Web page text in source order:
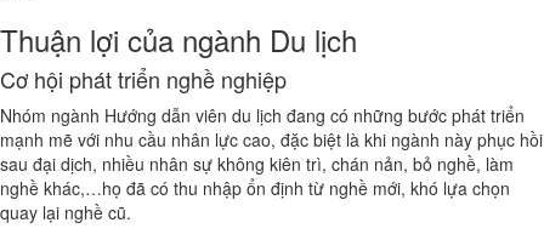
Thuận lợi của ngành Du lịch
Cơ hội phát triển nghề nghiệp
Nhóm ngành Hướng dẫn viên du lịch đang có những bước phát triển
mạnh mẽ với nhu cầu nhân lực cao, đặc biệt là khi ngành này phục hồi
sau đại dịch, nhiều nhân sự không kiên trì, chán nản, bỏ nghề, làm
nghề khác,…họ đã có thu nhập ổn định từ nghề mới, khó lựa chọn
quay lại nghề cũ.